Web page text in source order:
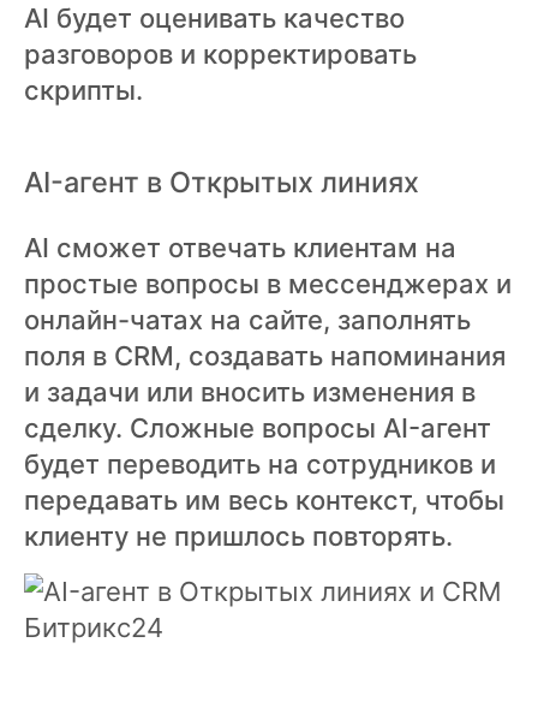
AI будет оценивать качество
разговоров и корректировать
скрипты.
AI-агент в Открытых линиях
AI сможет отвечать клиентам на
простые вопросы в мессенджерах и
онлайн-чатах на сайте, заполнять
поля в CRM, создавать напоминания
и задачи или вносить изменения в
сделку. Сложные вопросы AI-агент
будет переводить на сотрудников и
передавать им весь контекст, чтобы
клиенту не пришлось повторять.